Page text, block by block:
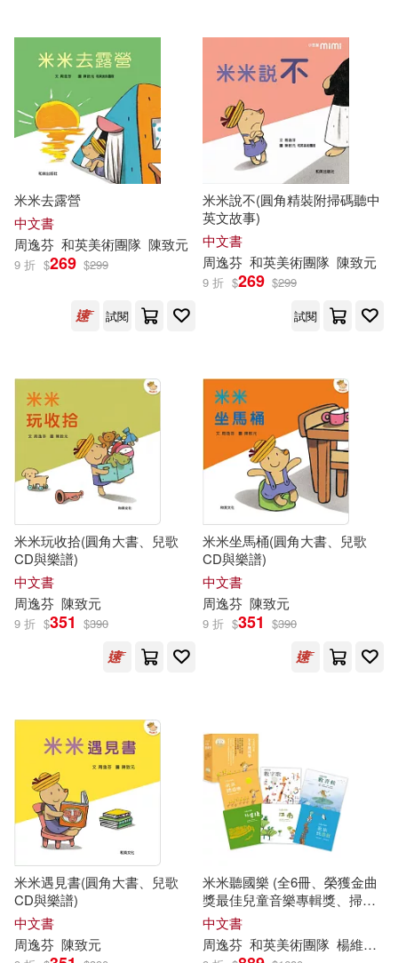
米米去露營
中文書
周逸芬 和英美術團隊 陳致元
9 折 $269 $299
試閱
米米說不(圓角精裝附掃碼聽中
英文故事)
中文書
周逸芬 和英美術團隊 陳致元
9 折 $269 $299
試閱
米米玩收拾(圓角大書、兒歌
CD與樂譜)
中文書
周逸芬 陳致元
9 折 $351 $390
米米坐馬桶(圓角大書、兒歌
CD與樂譜)
中文書
周逸芬 陳致元
9 折 $351 $390
米米遇見書(圓角大書、兒歌
CD與樂譜)
中文書
周逸芬 陳致元
米米聽國樂 (全6冊、榮獲金曲
獎最佳兒童音樂專輯獎、掃碼
聽26首兒歌與幽默祖孫對話)
中文書
周逸芬 和英美術團隊 楊維茹